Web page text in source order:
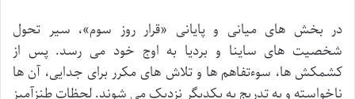
در بخش های میانی و پایانی «قرار روز سوم»، سیر تحول
شخصیت های ساینا و بردیا به اوج خود می رسد. پس از
کشمکش ها، سوءتفاهم ها و تلاش های مکرر برای جدایی، آن ها
ناخواسته و به تدریج به یکدیگر نزدیک می شوند. لحظات طنزآمیز